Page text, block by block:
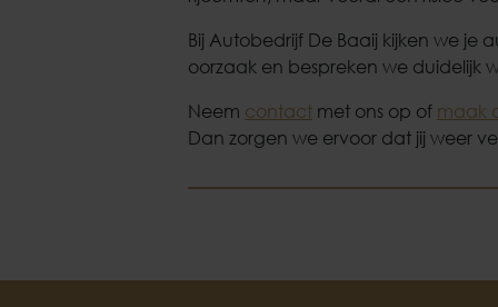
Bij Autobedrijf De Baaij kijken we
oorzaak en bespreken we duidelijk
Neem contact met ons op of maak
Dan zorgen we ervoor dat jij weer